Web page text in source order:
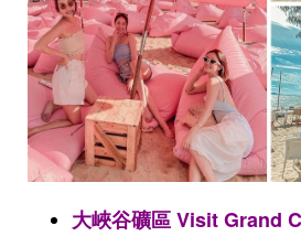
大峽谷礦區 Visit Grand